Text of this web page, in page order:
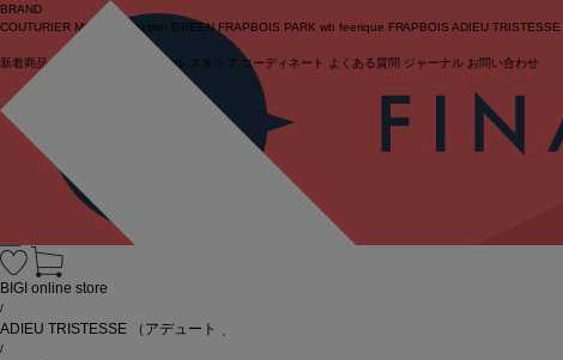
BRAND
COUTURIER MOGA Collection GREEN FRAPBOIS PARK wb feerique FRAPBOIS ADIEU TRISTESSE
新着商品 (ライブ) セール スタッフ コーディネート よくある質問 ジャーナル お問い合わせ
BIGI online store
/
ADIEU TRISTESSE （アデュートリステス）
/